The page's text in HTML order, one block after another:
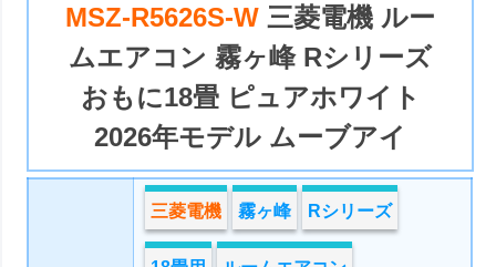
MSZ-R5626S-W三菱電機 ルー
ムエアコン 霧ヶ峰 Rシリーズ
おもに18畳 ピュアホワイト
2026年モデル ムーブアイ
三菱電機 霧ヶ峰 Rシリーズ